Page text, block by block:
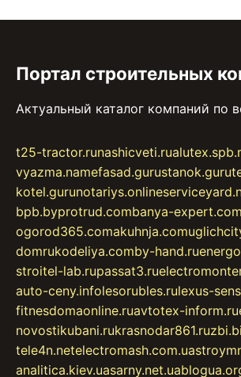
Портал строительных
Актуальный каталог компаний по
t25-tractor.runashicveti.ru
vyazma.namefasad.gurustanok.guru
kotel.gurunotariys.online
bpb.byprotrud.combanya-expert.com
ogorod365.comakuhnja.com
domrukodeliya.comby-hand.ru
stroitel-lab.rupassat3.ru
auto-ceny.infolesorubles.rulexus-
fitnesdomaonline.ruavtotex-inform.ru
novostikubani.rukrasnodar861.ru
tele4n.netelectromash.com.ua
analitica.kiev.uasarny.net.ua